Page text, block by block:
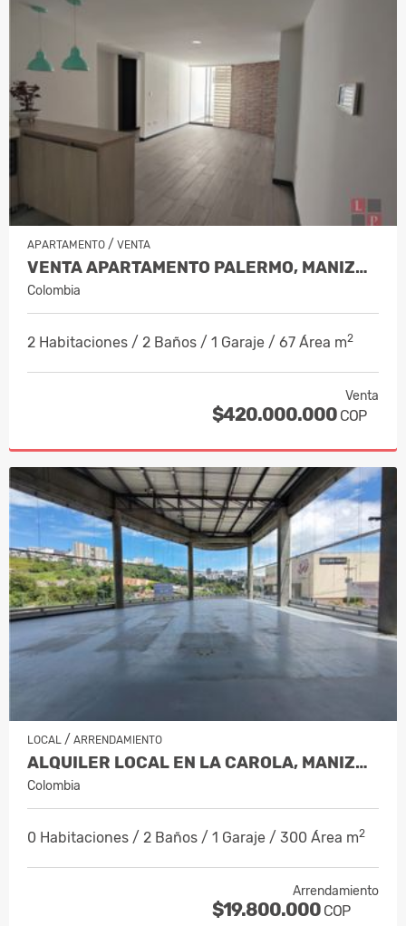
APARTAMENTO / VENTA
VENTA APARTAMENTO PALERMO, MANIZALE…
Colombia
2 Habitaciones / 2 Baños / 1 Garaje / 67 Área m2
Venta
$420.000.000 COP
LOCAL / ARRENDAMIENTO
ALQUILER LOCAL EN LA CAROLA, MANIZALES…
Colombia
0 Habitaciones / 2 Baños / 1 Garaje / 300 Área m2
Arrendamiento
$19.800.000 COP